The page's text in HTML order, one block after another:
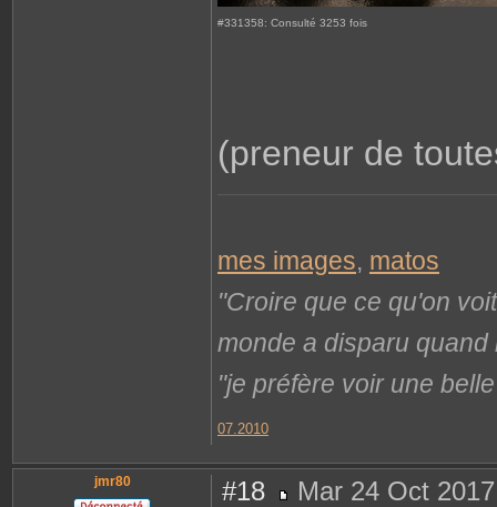
#331358: Consulté 3253 fois
(preneur de
mes images, matos
"Croire que ce qu'on
monde a disparu quand
"je préfère voir une
07.2010
jmr80 #18 Mar 24 Oct